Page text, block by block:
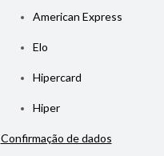
American Express
Elo
Hipercard
Hiper
Confirmação de dados